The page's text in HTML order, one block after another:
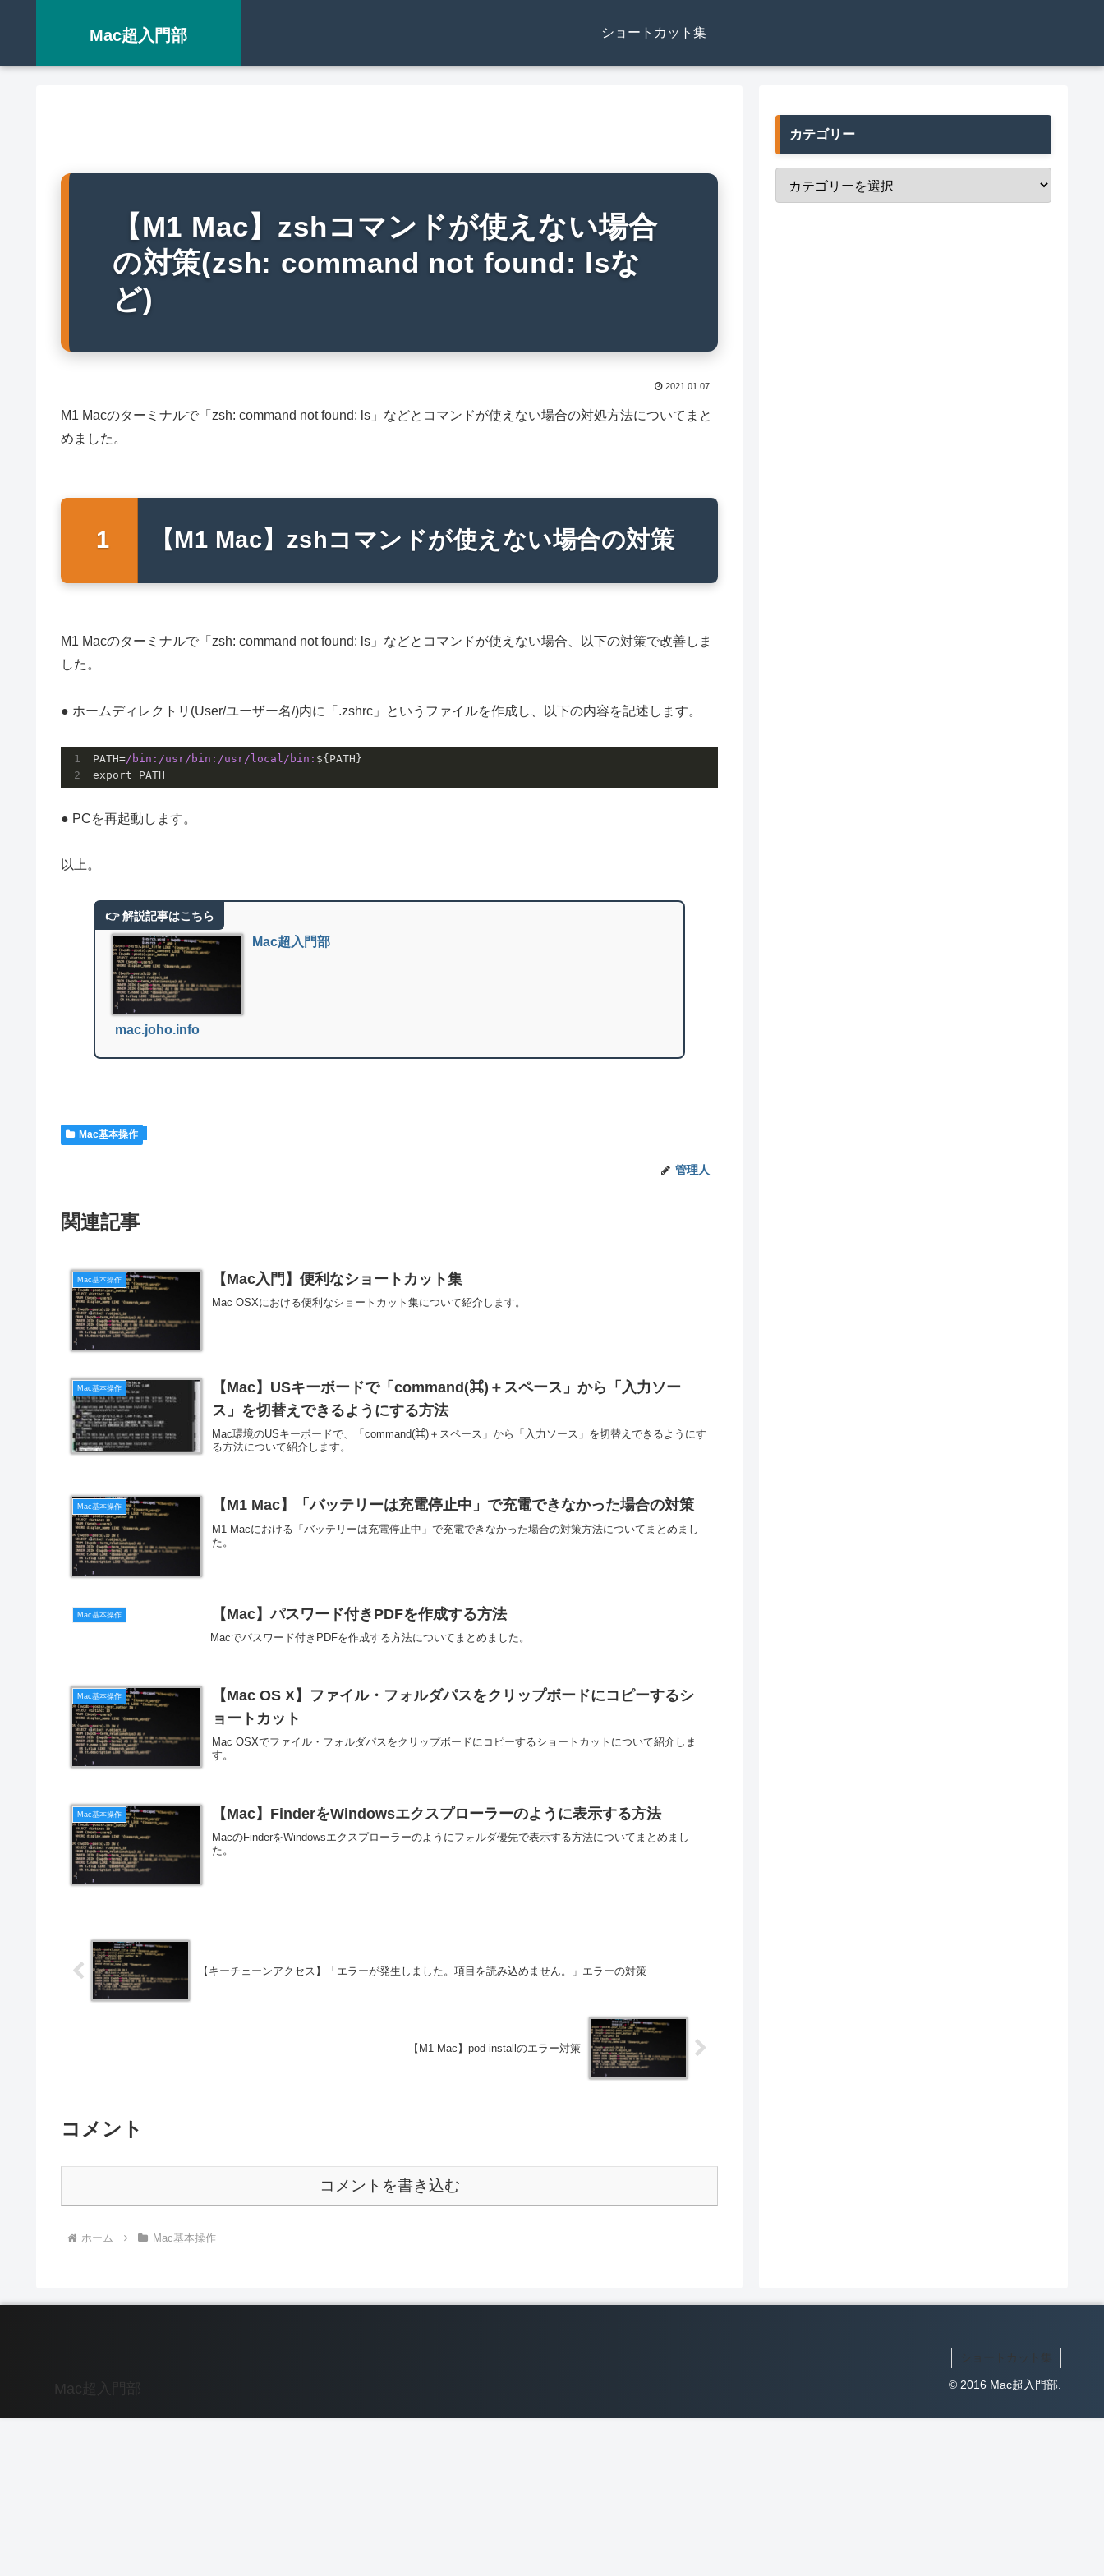
Mac超入門部 ショートカット集
【M1 Mac】zshコマンドが使えない場合
の対策(zsh: command not found: lsな
ど)
2021.01.07
M1 Macのターミナルで「zsh: command not found: ls」などとコマンドが使えない場合の対処方法についてまと
めました。
【M1 Mac】zshコマンドが使えない場合の対策
M1 Macのターミナルで「zsh: command not found: ls」などとコマンドが使えない場合、以下の対策で改善しま
した。
● ホームディレクトリ(User/ユーザー名/)内に「.zshrc」というファイルを作成し、以下の内容を記述します。
PATH=/bin:/usr/bin:/usr/local/bin : ${PATH}
● PCを再起動します。
以上。
Mac超入門部
mac.joho.info
Mac基本操作
管理人
関連記事
Mac基本操作 【Mac入門】便利なショートカット集
Mac OSXにおける便利なショートカット集について紹介します。
Mac基本操作
【Mac】USキーボードで「command(⌘)＋スペース」から「入力ソー
ス」を切替えできるようにする方法
Mac環境のUSキーボードで、「command(⌘)＋スペース」から「入力ソース」を切替えできるようにす
る方法について紹介します。
Mac基本操作 【M1 Mac】「バッテリーは充電停止中」で充電できなかった場合の対策
M1 Macにおける「バッテリーは充電停止中」で充電できなかった場合の対策方法についてまとめまし
た。
Mac基本操作 【Mac】パスワード付きPDFを作成する方法
Macでパスワード付きPDFを作成する方法についてまとめました。
Mac基本操作
【Mac OS X】ファイル・フォルダパスをクリップボードにコピーするシ
ョートカット
Mac OSXでファイル・フォルダパスをクリップボードにコピーするショートカットについて紹介しま
す。
Mac基本操作 【Mac】FinderをWindowsエクスプローラーのように表示する方法
MacのFinderをWindowsエクスプローラーのようにフォルダ優先で表示する方法についてまとめまし
た。
【キーチェーンアクセス】「エラーが発生しました。項目を読み込めません。」エラーの対策
【M1 Mac】pod installのエラー対策
コメント
コメントを書き込む
ホーム Mac基本操作
カテゴリー
Mac超入門部
ショートカット集
© 2016 Mac超入門部.